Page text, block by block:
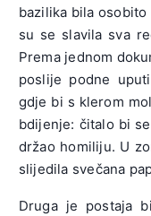
bazilika bila
su se slavila sva
Prema jednom
poslije podne
gdje bi s klerom
bdijenje: čitalo bi
držao homiliju. U
slijedila svečana
Druga je postaja